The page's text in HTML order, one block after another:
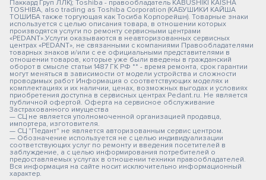
Паккард Груп ЛЛК); Toshiba - правообладатель KABUSHIKI KAISHA
TOSHIBA, also trading as Toshiba Corporation (КАБУШИКИ КАЙША
ТОШИБА также торгующая как Тосиба Корпорейшн). Товарные знаки
используется с целью описания товара, в отношении которых
производятся услуги по ремонту сервисными центрами
«PEDANT».Услуги оказываются в неавторизованных сервисных
центрах «PEDANT», не связанными с компаниями Правообладателями
товарных знаков и/или с ее официальными представителями в
отношении товаров, которые уже были введены в гражданский
оборот в смысле статьи 1487 ГК РФ ** - время ремонта, срок гарантии
могут меняться в зависимости от модели устройства и сложности
проводимых работ Информация о соответствующих моделях и
комплектациях и их наличии, ценах, возможных выгодах и условиях
приобретения доступна в сервисных центрах Pedant.ru. Не является
публичной офертой. Оферта на сервисное обслуживание
Застрахованного имущества
— СЦ не является уполномоченной организацией продавца,
импортера, изготовителя.
— СЦ "Педант" не является авторизованным сервис центром.
— Обозначение используется не с целью индивидуализации
соответствующих услуг по ремонту и введения посетителей в
заблуждение, а с целью информирования потребителей о
предоставляемых услугах в отношении техники правообладателей.
Вся информация на сайте носит исключительно информационный
характер.